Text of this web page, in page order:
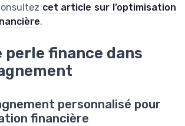
cet article sur l’optimisation
.
perle finance dans
personnalisé pour
financière